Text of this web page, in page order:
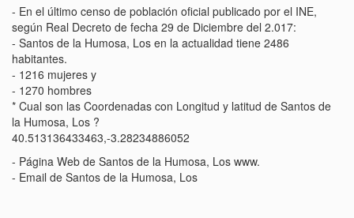
- En el último censo de población oficial publicado por el INE,
según Real Decreto de fecha 29 de Diciembre del 2.017:
- Santos de la Humosa, Los en la actualidad tiene 2486
habitantes.
- 1216 mujeres y
- 1270 hombres
* Cual son las Coordenadas con Longitud y latitud de Santos de
la Humosa, Los ?
40.513136433463,-3.28234886052
- Página Web de Santos de la Humosa, Los www.
- Email de Santos de la Humosa, Los